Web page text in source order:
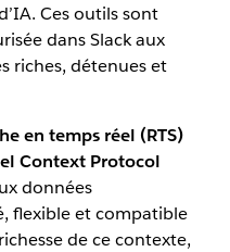
Ces outils sont
dans Slack aux
riches, détenues et
en temps réel (RTS)
Context Protocol
données
flexible et compatible
de ce contexte,